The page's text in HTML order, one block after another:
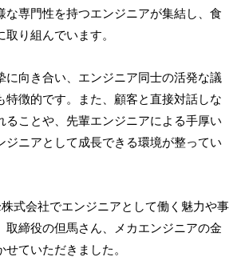
な専門性を持つエンジニアが集結し、食
り組んでいます。
に向き合い、エンジニア同士の活発な議
特徴的です。また、顧客と直接対話しな
ることや、先輩エンジニアによる手厚い
ジニアとして成長できる環境が整ってい
式会社でエンジニアとして働く魅力や事
取締役の但馬さん、メカエンジニアの金
ていただきました。